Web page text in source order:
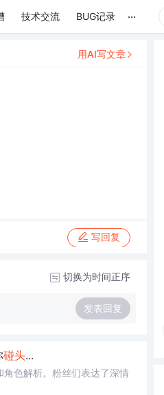
技术交流 BUG记录 ...
写回复
用AI写文章
切换为时间正序
发表回复
碰头...
色解析。粉丝们表达了深情